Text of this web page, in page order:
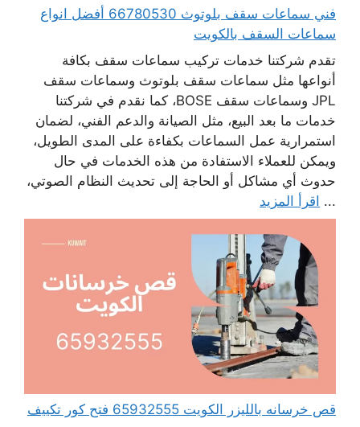
فني سماعات سقف بلوتوث 66780530 أفضل انواع
سماعات السقف بالكويت
تقدم شركتنا خدمات تركيب سماعات سقف بكافة
أنواعها مثل سماعات سقف بلوتوث وسماعات سقف
JPL وسماعات سقف BOSE، كما نقدم في شركتنا
خدمات ما بعد البيع، مثل الصيانة والدعم الفني، لضمان
استمرارية عمل السماعات بكفاءة على المدى الطويل،
ويمكن للعملاء الاستفادة من هذه الخدمات في حال
حدوث أي مشاكل أو الحاجة إلى تحديث النظام الصوتي،
... اقرأ المزيد
قص خرسانه بالليزر الكويت 65932555 فتح كور تكييف